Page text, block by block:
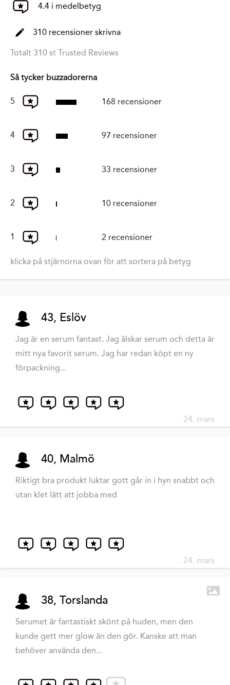
4.4 i medelbetyg
310 recensioner skrivna
Totalt 310 st Trusted Reviews
Så tycker buzzadorerna
5 168 recensioner
4 97 recensioner
3 33 recensioner
2 10 recensioner
1 2 recensioner
klicka på stjärnorna ovan för att sortera på betyg
43, Eslöv
Jag är en serum fantast. Jag älskar serum och detta är
mitt nya favorit serum. Jag har redan köpt en ny
förpackning...
24. mars
40, Malmö
Riktigt bra produkt luktar gott går in i hyn snabbt och
utan klet lätt att jobba med
24. mars
38, Torslanda
Serumet är fantastiskt skönt på huden, men den
kunde gett mer glow än den gör. Kanske att man
behöver använda den...